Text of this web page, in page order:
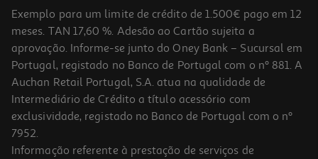
Exemplo para um limite de crédito de 1.500€ pago em 12
meses. TAN 17,60 %. Adesão ao Cartão sujeita a
aprovação. Informe-se junto do Oney Bank – Sucursal em
Portugal, registado no Banco de Portugal com o nº 881. A
Auchan Retail Portugal, S.A. atua na qualidade de
Intermediário de Crédito a título acessório com
exclusividade, registado no Banco de Portugal com o nº
7952.
Informação referente à prestação de serviços de